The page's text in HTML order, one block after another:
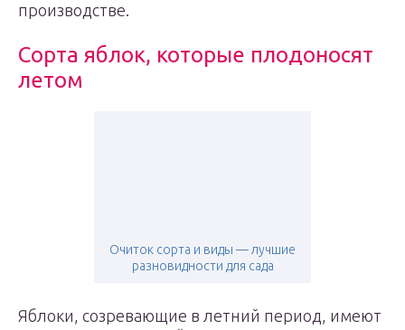
производстве.
Сорта яблок, которые плодоносят
летом
Очиток сорта и виды — лучшие
разновидности для сада
Яблоки, созревающие в летний период, имеют